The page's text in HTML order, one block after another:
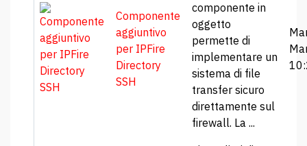
Componente
aggiuntivo
per IPFire
Directory
SSH
componente in
oggetto
permette di
implementare un
sistema di file
transfer sicuro
direttamente sul
firewall. La ...